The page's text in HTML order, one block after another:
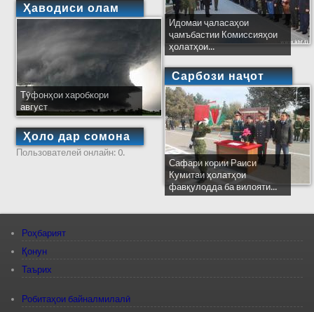
Ҳаводиси олам
Тӯфонҳои харобкори
август
Ҳоло дар сомона
Пользователей онлайн: 0.
Идомаи ҷаласаҳои
ҷамъбастии Комиссияҳои
ҳолатҳои...
Сарбози наҷот
Сафари кории Раиси
Кумитаи ҳолатҳои
фавқулодда ба вилояти...
Роҳбарият
Қонун
Таърих
Робитаҳои байналмилалӣ